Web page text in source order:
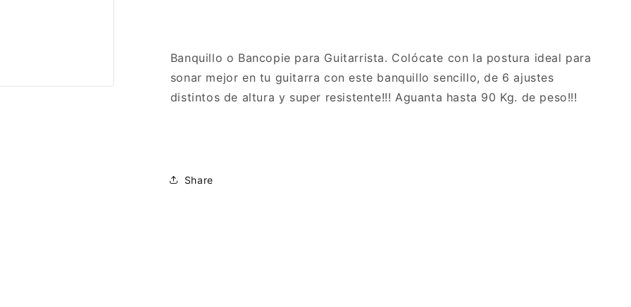
Banquillo o Bancopie para Guitarrista. Colócate con la postura ideal para
sonar mejor en tu guitarra con este banquillo sencillo, de 6 ajustes
distintos de altura y super resistente!!! Aguanta hasta 90 Kg. de peso!!!
Share